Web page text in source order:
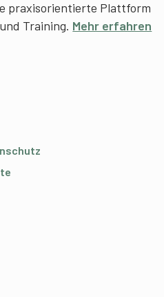
praxisorientierte Plattform
Training. Mehr erfahren